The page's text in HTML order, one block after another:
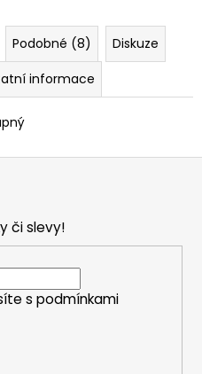
Podobné (8)
Diskuze
informace
či slevy!
s podmínkami